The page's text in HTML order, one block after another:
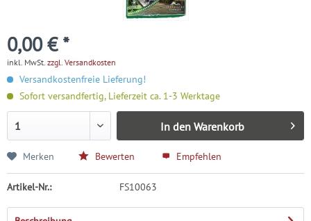
0,00 € *
inkl. MwSt. zzgl. Versandkosten
Versandkostenfreie Lieferung!
Sofort versandfertig, Lieferzeit ca. 1-3 Werktage
In den Warenkorb
Merken Bewerten Empfehlen
Artikel-Nr.: FS10063